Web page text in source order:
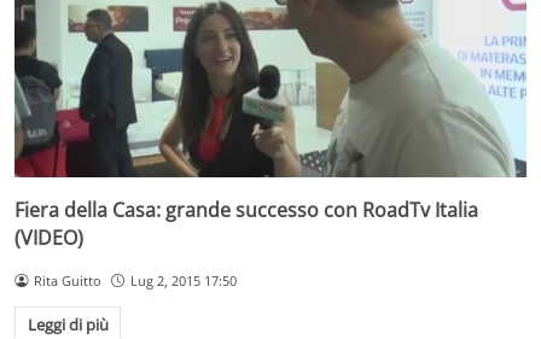
Fiera della Casa: grande successo con RoadTv Italia
(VIDEO)
Rita Guitto Lug 2, 2015 17:50
Leggi di più